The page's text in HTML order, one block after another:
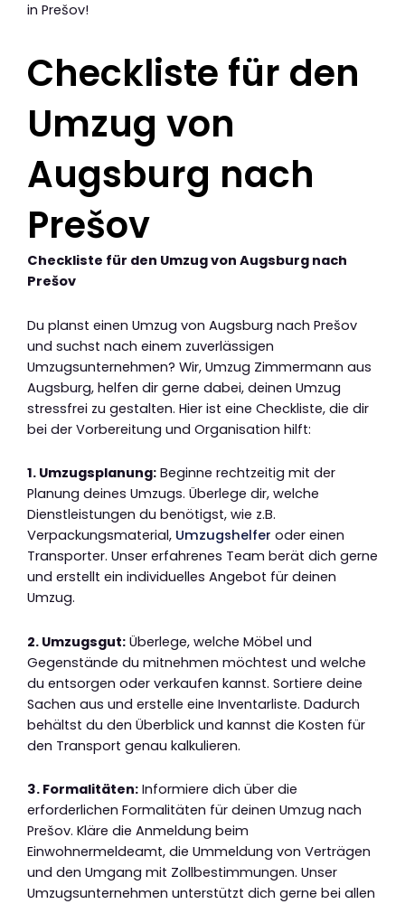
in Prešov!
Checkliste für den
Umzug von
Augsburg nach
Prešov
Checkliste für den Umzug von Augsburg nach
Prešov
Du planst einen Umzug von Augsburg nach Prešov
und suchst nach einem zuverlässigen
Umzugsunternehmen? Wir, Umzug Zimmermann aus
Augsburg, helfen dir gerne dabei, deinen Umzug
stressfrei zu gestalten. Hier ist eine Checkliste, die dir
bei der Vorbereitung und Organisation hilft:
1. Umzugsplanung: Beginne rechtzeitig mit der
Planung deines Umzugs. Überlege dir, welche
Dienstleistungen du benötigst, wie z.B.
Verpackungsmaterial, Umzugshelfer oder einen
Transporter. Unser erfahrenes Team berät dich gerne
und erstellt ein individuelles Angebot für deinen
Umzug.
2. Umzugsgut: Überlege, welche Möbel und
Gegenstände du mitnehmen möchtest und welche
du entsorgen oder verkaufen kannst. Sortiere deine
Sachen aus und erstelle eine Inventarliste. Dadurch
behältst du den Überblick und kannst die Kosten für
den Transport genau kalkulieren.
3. Formalitäten: Informiere dich über die
erforderlichen Formalitäten für deinen Umzug nach
Prešov. Kläre die Anmeldung beim
Einwohnermeldeamt, die Ummeldung von Verträgen
und den Umgang mit Zollbestimmungen. Unser
Umzugsunternehmen unterstützt dich gerne bei allen